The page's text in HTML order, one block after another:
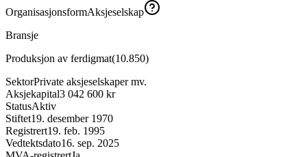
OrganisasjonsformAksjeselskap
Bransje
Produksjon av ferdigmat(10.850)
SektorPrivate aksjeselskaper mv.
Aksjekapital3 042 600 kr
StatusAktiv
Stiftet19. desember 1970
Registrert19. feb. 1995
Vedtektsdato16. sep. 2025